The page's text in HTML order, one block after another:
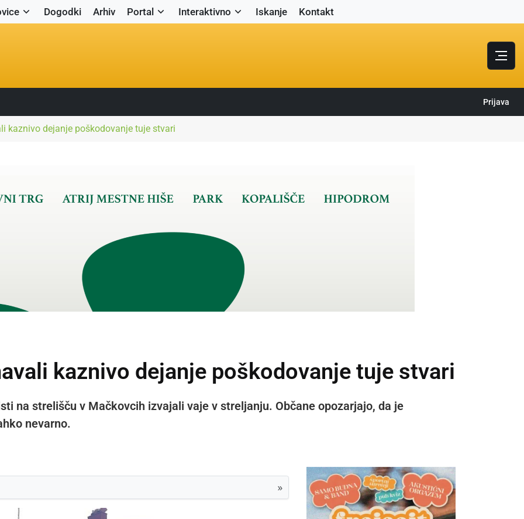
Dogodki Arhiv Portal Interaktivno Iskanje Kontakt
Prijava
kaznivo dejanje poškodovanje tuje stvari
kaznivo dejanje poškodovanje tuje stvari
na strelišču v Mačkovcih izvajali vaje v streljanju. Občane opozarjajo, da je
nevarno.
»